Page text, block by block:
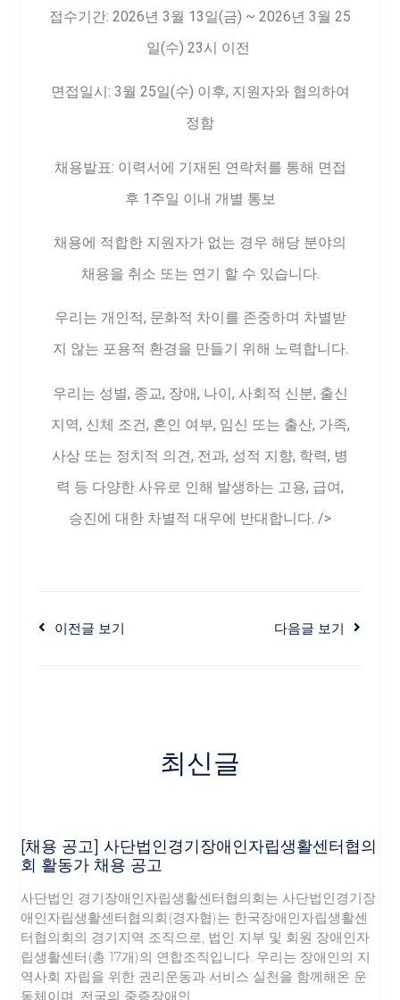
접수기간: 2026년 3월 13일(금) ~ 2026년 3월 25
일(수) 23시 이전
면접일시: 3월 25일(수) 이후, 지원자와 협의하여
정함
채용발표: 이력서에 기재된 연락처를 통해 면접
후 1주일 이내 개별 통보
채용에 적합한 지원자가 없는 경우 해당 분야의
채용을 취소 또는 연기 할 수 있습니다.
우리는 개인적, 문화적 차이를 존중하며 차별받
지 않는 포용적 환경을 만들기 위해 노력합니다.
우리는 성별, 종교, 장애, 나이, 사회적 신분, 출신
지역, 신체 조건, 혼인 여부, 임신 또는 출산, 가족,
사상 또는 정치적 의견, 전과, 성적 지향, 학력, 병
력 등 다양한 사유로 인해 발생하는 고용, 급여,
승진에 대한 차별적 대우에 반대합니다. />
이전글 보기 다음글 보기
최신글
[채용 공고] 사단법인경기장애인자립생활센터협의
회 활동가 채용 공고
사단법인 경기장애인자립생활센터협의회는 사단법인경기장
애인자립생활센터협의회(경자협)는 한국장애인자립생활센
터협의회의 경기지역 조직으로, 법인 지부 및 회원 장애인자
립생활센터(총 17개)의 연합조직입니다. 우리는 장애인의 지
역사회 자립을 위한 권리운동과 서비스 실천을 함께해온 운
동체이며, 전국의 중증장애인